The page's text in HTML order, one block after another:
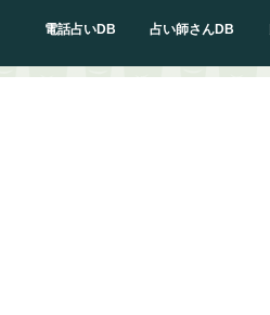
電話占いDB 占い師さんDB